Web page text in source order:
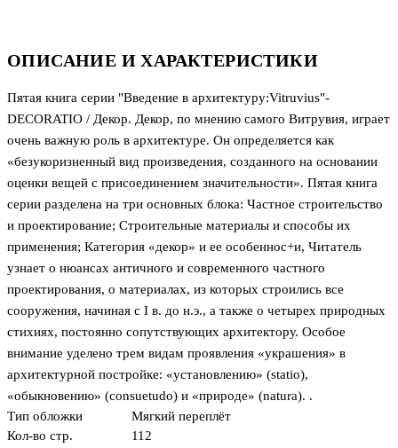
ОПИСАНИЕ И ХАРАКТЕРИСТИКИ
Пятая книга серии "Введение в архитектуру:Vitruvius"-
DECORATIO / Декор. Декор, по мнению самого Витрувия, играет
очень важную роль в архитектуре. Он определяется как
«безукоризненный вид произведения, созданного на основании
оценки вещей с присоединением значительности». Пятая книга
серии разделена на три основных блока: Частное строительство
и проектирование; Строительные материалы и способы их
применения; Категория «декор» и ее особеннос+и, Читатель
узнает о нюансах античного и современного частного
проектирования, о материалах, из которых строились все
сооружения, начиная с I в. до н.э., а также о четырех природных
стихиях, постоянно сопутствующих архитектору. Особое
внимание уделено трем видам проявления «украшения» в
архитектурной постройке: «установлению» (statio),
«обыкновению» (consuetudo) и «природе» (natura). .
Тип обложки
Мягкий переплёт
Кол-во стр.
112